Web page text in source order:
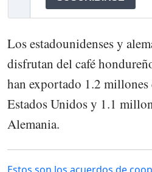
Los estadounidenses y
disfrutan del café
han exportado 1.2 millones
Estados Unidos y 1.1
Alemania.